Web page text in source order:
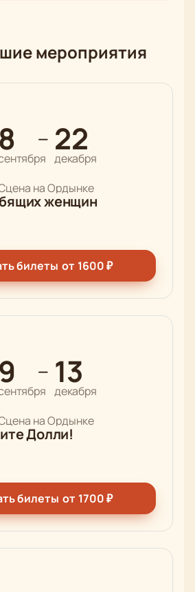
мероприятия
8 — 22
декабря
на Ордынке
женщин
билеты от 1600₽
9 — 13
декабря
на Ордынке
Долли!
билеты от 1700₽